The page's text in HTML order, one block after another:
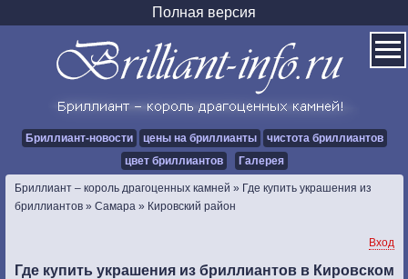
Полная версия
Бриллиант-новости цены на бриллианты
чистота бриллиантов
цвет бриллиантов
Галерея
Бриллиант – король драгоценных камней » Где купить украшения из
бриллиантов » Самара » Кировский район
Вход
Где купить украшения из бриллиантов в Кировском